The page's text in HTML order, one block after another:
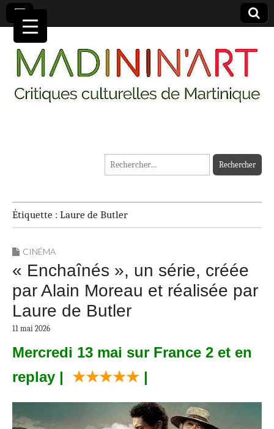
MADININ'ART
Rechercher :
Étiquette : Laure de Butler
CINÉMA
« Enchaînés », un série, créée
par Alain Moreau et réalisée par
Laure de Butler
11 mai 2026
Mercredi 13 mai sur France 2 et en
replay | ★★★★★ |